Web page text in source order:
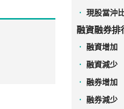
現股當沖
融資融券排
融資增加
融資減少
融券增加
融券減少